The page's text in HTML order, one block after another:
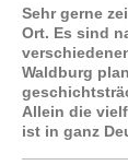
Sehr gerne
Ort. Es sind
Waldburg
Allein die
ist in ganz